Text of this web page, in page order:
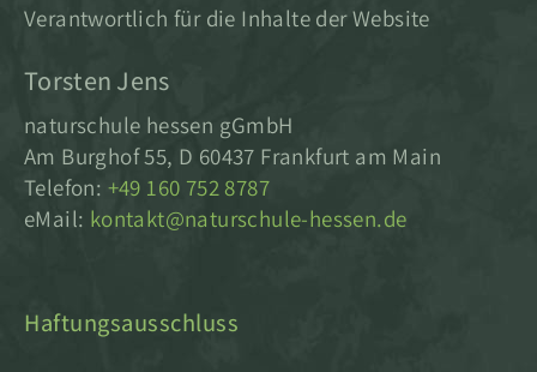
hessen
Verantwortlich für die Inhalte der Website
Torsten Jens
naturschule hessen gGmbH
Am Burghof 55, D 60437 Frankfurt am Main
Telefon: +49 160 752 8787
eMail: kontakt@naturschule-hessen.de
Haftungsausschluss